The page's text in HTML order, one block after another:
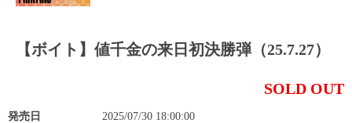
【ボイト】値千金の来日初決勝弾（25.7.27）
SOLD OUT
発売日 2025/07/30 18:00:00